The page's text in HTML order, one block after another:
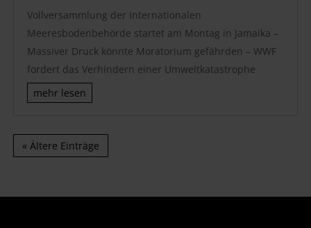
Vollversammlung der internationalen
Meeresbodenbehörde startet am Montag in Jamaika –
Massiver Druck könnte Moratorium gefährden – WWF
fordert das Verhindern einer Umweltkatastrophe
mehr lesen
« Ältere Einträge